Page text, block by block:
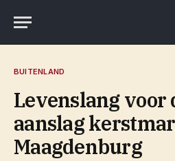
BUITENLAND
Levenslang voor
aanslag
Maagdenburg